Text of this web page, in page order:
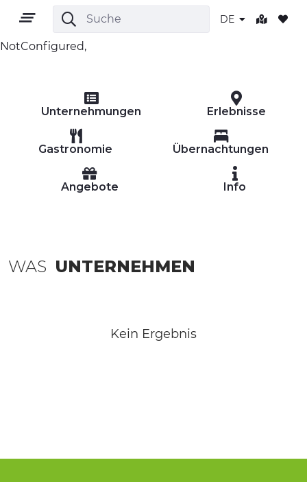
DE
GEBIET
KULTUR
NotConfigured,
Unternehmungen Erlebnisse
Gastronomie Übernachtungen
Angebote Info
WAS UNTERNEHMEN
Kein Ergebnis